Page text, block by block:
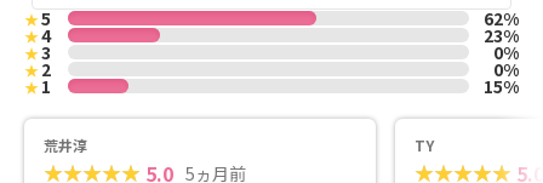
★5 62%
★4 23%
★3 0%
★2 0%
★1 15%
荒井淳
5.0 5ヵ月前
TY
5.0